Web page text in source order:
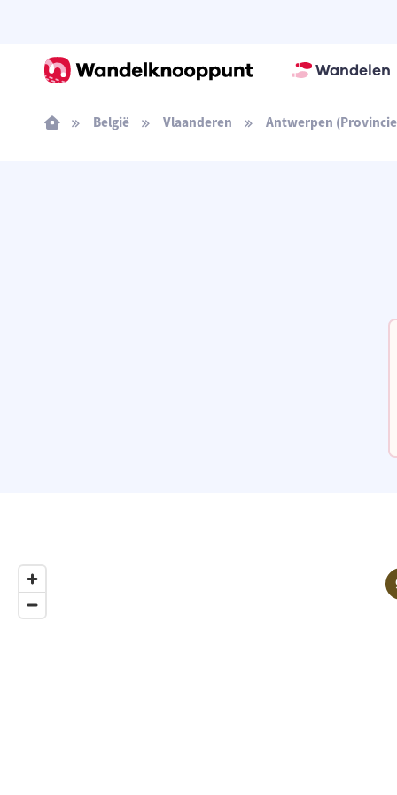
Wandelen
België Vlaanderen Antwerpen